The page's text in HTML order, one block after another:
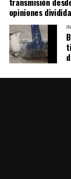
¿Como ayudar?
Instagram,
Fernando Jara
19.968.680-1
Banco Falabella,
11510154944
opiniones